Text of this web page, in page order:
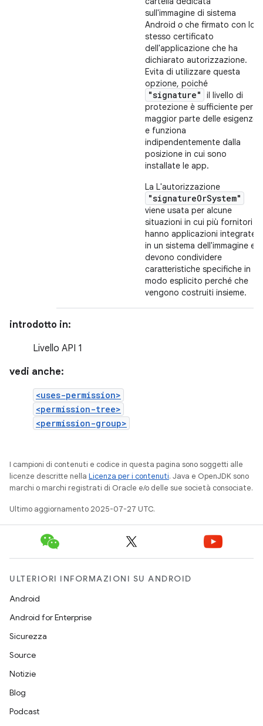
sull'immagine di sistema
Android o che firmato con lo
stesso certificato
dell'applicazione che ha
dichiarato autorizzazione.
Evita di utilizzare questa
opzione, poiché
"signature"
il livello di
protezione è sufficiente per la
maggior parte delle esigenze
e funziona
indipendentemente dalla
posizione in cui sono
installate le app.
La L'autorizzazione
"signatureOrSystem"
viene usata per alcune
situazioni in cui più fornitori
hanno applicazioni integrate
in un sistema dell'immagine e
devono condividere
caratteristiche specifiche in
modo esplicito perché che
vengono costruiti insieme.
introdotto in:
Livello API 1
vedi anche:
<uses-permission>
<permission-tree>
<permission-group>
I campioni di contenuti e codice in questa pagina sono soggetti alle
licenze descritte nella Licenza per i contenuti. Java e OpenJDK sono
marchi o marchi registrati di Oracle e/o delle sue società consociate.
Ultimo aggiornamento 2025-07-27 UTC.
ULTERIORI INFORMAZIONI SU ANDROID
Android
Android for Enterprise
Sicurezza
Source
Notizie
Blog
Podcast